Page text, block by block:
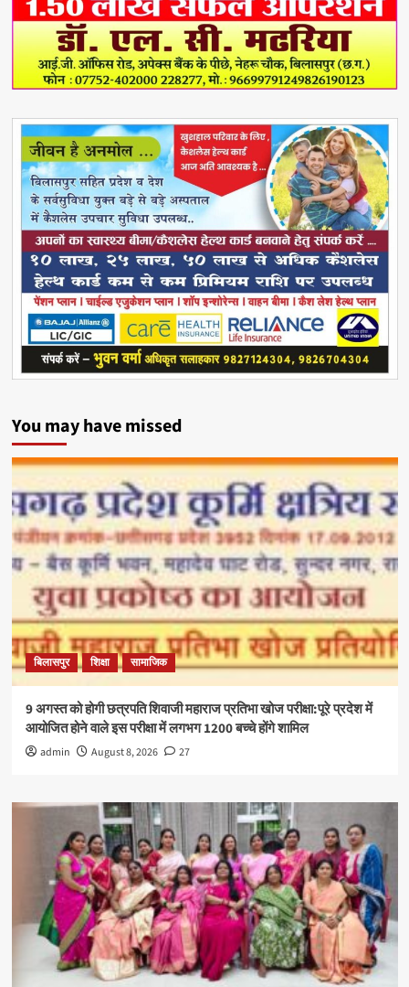
You may have missed
बिलासपुर शिक्षा सामाजिक
9 अगस्त को होगी छत्रपति शिवाजी महाराज प्रतिभा खोज परीक्षा:पूरे प्रदेश में
आयोजित होने वाले इस परीक्षा में लगभग 1200 बच्चे होंगे शामिल
admin August 8, 2026 27